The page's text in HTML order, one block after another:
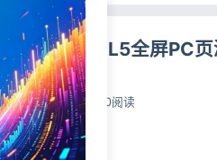
球天堂HTML5全屏PC
彩虹源码网
2026-07-01 10阅读
码简介